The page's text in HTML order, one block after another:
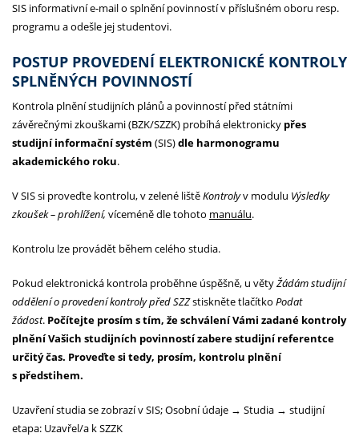
SIS informativní e-mail o splnění povinností v příslušném oboru resp.
programu a odešle jej studentovi.
POSTUP PROVEDENÍ ELEKTRONICKÉ KONTROLY
SPLNĚNÝCH POVINNOSTÍ
Kontrola plnění studijních plánů a povinností před státními
závěrečnými zkouškami (BZK/SZZK) probíhá elektronicky přes
studijní informační systém (SIS)dle harmonogramu
akademického roku.
V SIS si proveďte kontrolu, v zelené lištěKontrolyv modulu Výsledky
zkoušek – prohlížení, víceméně dle tohoto manuálu.
Kontrolu lze provádět během celého studia.
Pokud elektronická kontrola proběhne úspěšně, u větyŽádám studijní
oddělení o provedení kontroly před SZZstiskněte tlačítko Podat
žádost. Počítejte prosím s tím, že schválení Vámi zadané kontroly
plnění Vašich studijních povinností zabere studijní referentce
určitý čas. Proveďte si tedy, prosím, kontrolu plnění
s předstihem.
Uzavření studia se zobrazí v SIS; Osobní údaje → Studia → studijní
etapa: Uzavřel/a k SZZK